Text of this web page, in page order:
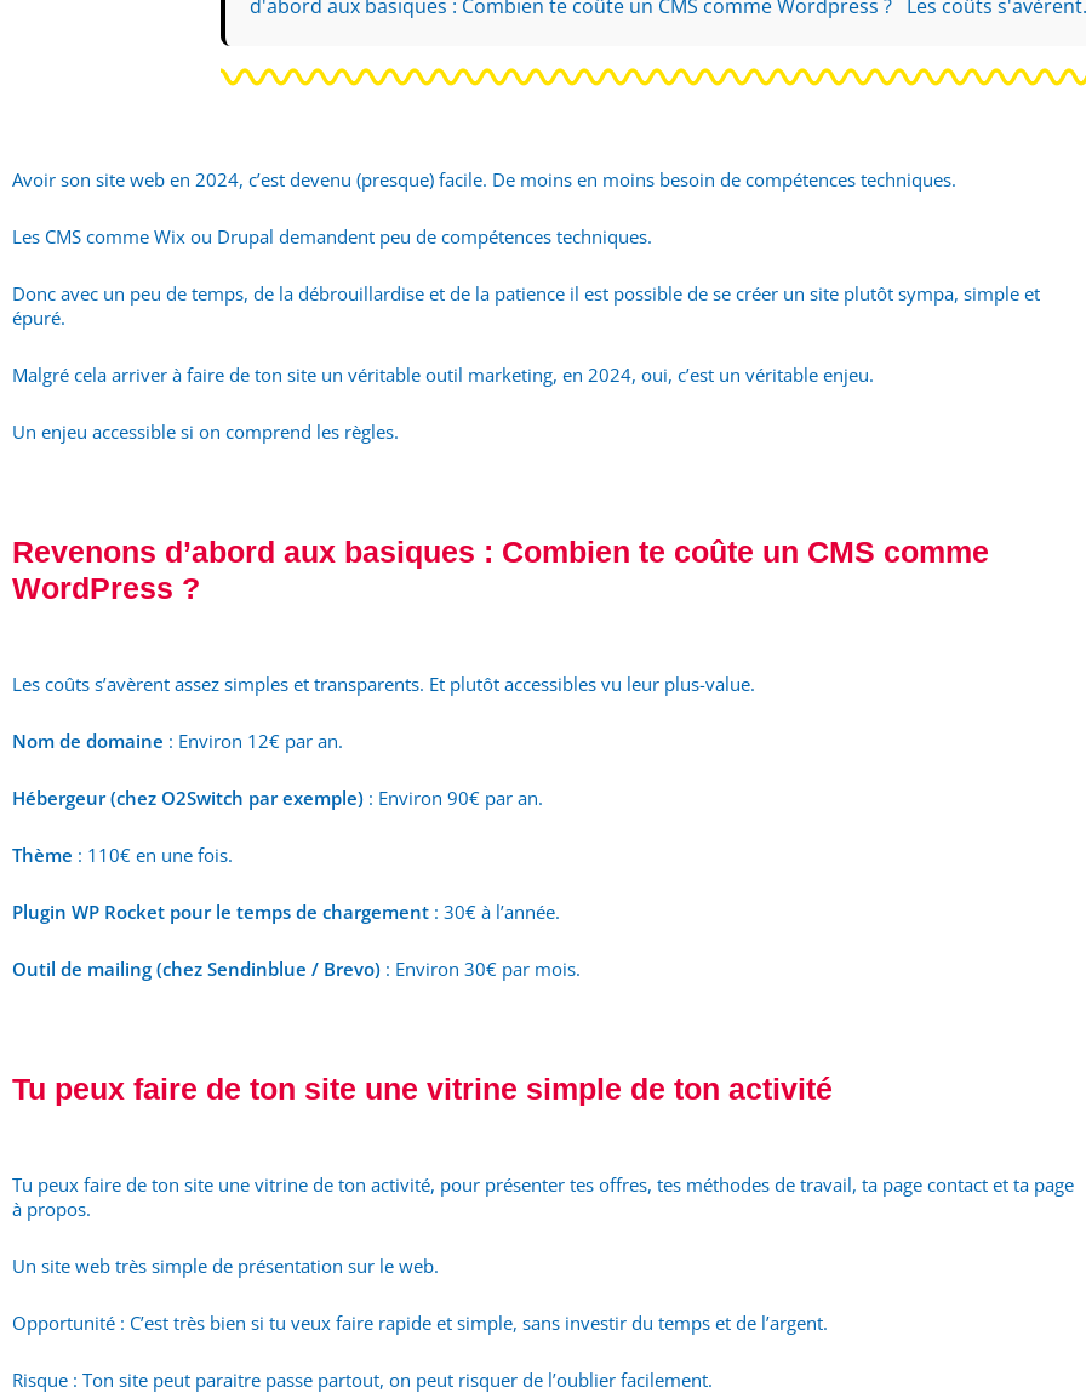
d'abord aux basiques : Combien te coûte un CMS comme Wordpress ? Les coûts
Avoir son site web en 2024, c’est devenu (presque) facile. De moins en moins besoin de compétences techniques.
Les CMS comme Wix ou Drupal demandent peu de compétences techniques.
Donc avec un peu de temps, de la débrouillardise et de la patience il est possible de se créer un site plutôt sympa, simple et
épuré.
Malgré cela arriver à faire de ton site un véritable outil marketing, en 2024, oui, c’est un véritable enjeu.
Un enjeu accessible si on comprend les règles.
Revenons d’abord aux basiques : Combien te coûte un CMS comme
WordPress ?
Les coûts s’avèrent assez simples et transparents. Et plutôt accessibles vu leur plus-value.
Nom de domaine : Environ 12€ par an.
Hébergeur (chez O2Switch par exemple) : Environ 90€ par an.
Thème : 110€ en une fois.
Plugin WP Rocket pour le temps de chargement : 30€ à l’année.
Outil de mailing (chez Sendinblue / Brevo) : Environ 30€ par mois.
Tu peux faire de ton site une vitrine simple de ton activité
Tu peux faire de ton site une vitrine de ton activité, pour présenter tes offres, tes méthodes de travail, ta page contact et ta page
à propos.
Un site web très simple de présentation sur le web.
Opportunité : C’est très bien si tu veux faire rapide et simple, sans investir du temps et de l’argent.
Risque : Ton site peut paraitre passe partout, on peut risquer de l’oublier facilement.